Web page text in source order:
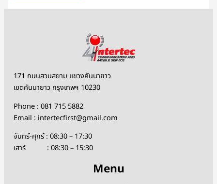
171 ถนนสวนสยาม แขวงคันนายาว
เขตคันนายาว กรุงเทพฯ 10230
Phone : 081 715 5882
Email : intertecfirst@gmail.com
จันทร์-ศุกร์ : 08:30 – 17:30
เสาร์ : 08:30 – 15:30
Menu